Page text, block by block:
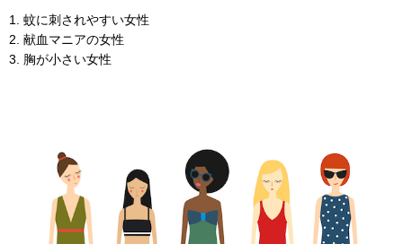
1. 蚊に刺されやすい女性
2. 献血マニアの女性
3. 胸が小さい女性